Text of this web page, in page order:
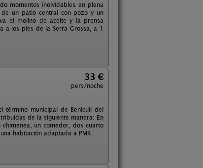
momentos inolvidables en plena
de un patio central con pozo y un
el molino de aceite y la prensa
a los pies de la Serra Grossa, a 1
33 €
pers/noche
término municipal de Benicull del
de la siguiente manera: En
un comedor, dos cuarto
habitación adaptada a PMR.